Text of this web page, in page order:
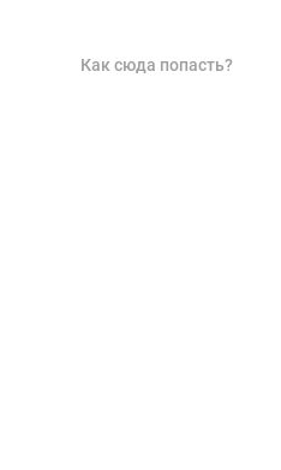
Как сюда попасть?